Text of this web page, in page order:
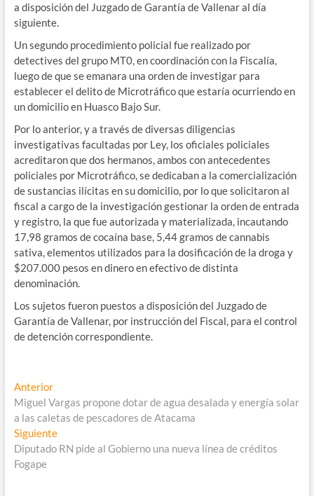
a disposición del Juzgado de Garantía de Vallenar al día
siguiente.
Un segundo procedimiento policial fue realizado por
detectives del grupo MT0, en coordinación con la Fiscalía,
luego de que se emanara una orden de investigar para
establecer el delito de Microtráfico que estaría ocurriendo en
un domicilio en Huasco Bajo Sur.
Por lo anterior, y a través de diversas diligencias
investigativas facultadas por Ley, los oficiales policiales
acreditaron que dos hermanos, ambos con antecedentes
policiales por Microtráfico, se dedicaban a la comercialización
de sustancias ilícitas en su domicilio, por lo que solicitaron al
fiscal a cargo de la investigación gestionar la orden de entrada
y registro, la que fue autorizada y materializada, incautando
17,98 gramos de cocaína base, 5,44 gramos de cannabis
sativa, elementos utilizados para la dosificación de la droga y
$207.000 pesos en dinero en efectivo de distinta
denominación.
Los sujetos fueron puestos a disposición del Juzgado de
Garantía de Vallenar, por instrucción del Fiscal, para el control
de detención correspondiente.
Navegación
de
entradas
AnteriorEntrada
anterior:
Miguel Vargas propone dotar de agua desalada y energía solar
a las caletas de pescadores de Atacama
SiguienteEntrada
siguiente:
Diputado RN pide al Gobierno una nueva línea de créditos
Fogape